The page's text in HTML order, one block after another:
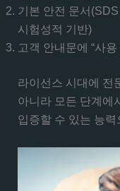
기본 안전 문서
시험성적 기반)
고객 안내문에 “사
라이선스 시대에 전
아니라 모든 단계에
입증할 수 있는 능